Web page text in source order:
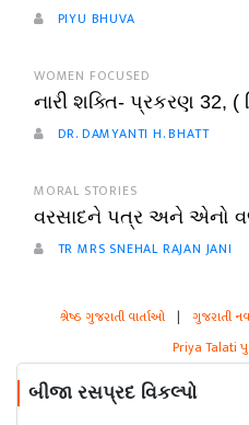
PIYU BHUVA
WOMEN FOCUSED
નારી શક્તિ- પ્રકરણ 32, (
DR. DAMYANTI H. BHATT
MORAL STORIES
વરસાદને પત્ર અને એનો
TR MRS SNEHAL RAJAN JANI
શ્રેષ્ઠ ગુજરાતી વાર્તાઓ | ગુજરાતી
Priya Talati
બીજા રસપ્રદ વિકલ્પો